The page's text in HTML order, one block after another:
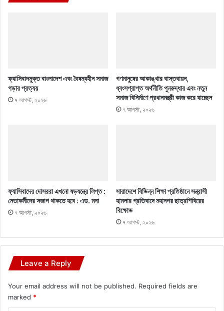
ফ্যাসিবাদমুক্ত বাংলাদেশ এবং বৈষম্যহীন সমাজ
গড়ার প্রত্যয়
৭ আগস্ট, ২০২৬
গণমানুষের আকাঙ্খার বাস্তবায়ন,
ধ্বংসপ্রাপ্ত অর্থনীতি পুনরুদ্ধার এবং নতুন
সমাজ বিনির্মাণে প্রধানমন্ত্রী কাজ করে যাচ্ছেন
৭ আগস্ট, ২০২৬
ফ্যাসিবাদের দোসররা এখনো ষড়যন্ত্রে লিপ্ত :
নেতাকর্মীদের সজাগ থাকতে হবে : এড. মনা
৭ আগস্ট, ২০২৬
সারাদেশে বিভিন্ন শিক্ষা প্রতিষ্ঠানে সন্ত্রাসী
হামলার প্রতিবাদে মহানগর ছাত্রশিবিরের
বিক্ষোভ
৭ আগস্ট, ২০২৬
Leave a Reply
Your email address will not be published. Required fields are
marked *